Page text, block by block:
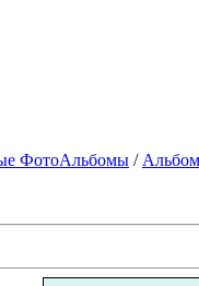
ФотоАльбомы /